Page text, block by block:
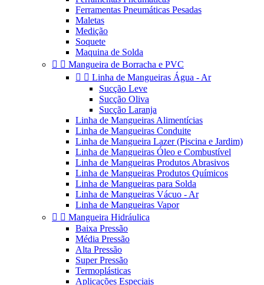
Ferramentas Pneumáticas Pesadas
Maletas
Medição
Soquete
Maquina de Solda
  Mangueira de Borracha e PVC
  Linha de Mangueiras Água - Ar
Sucção Leve
Sucção Oliva
Sucção Laranja
Linha de Mangueiras Alimentícias
Linha de Mangueiras Conduite
Linha de Mangueira Lazer (Piscina e Jardim)
Linha de Mangueiras Óleo e Combustível
Linha de Mangueiras Produtos Abrasivos
Linha de Mangueiras Produtos Químicos
Linha de Mangueiras para Solda
Linha de Mangueiras Vácuo - Ar
Linha de Mangueiras Vapor
  Mangueira Hidráulica
Baixa Pressão
Média Pressão
Alta Pressão
Super Pressão
Termoplásticas
Aplicações Especiais